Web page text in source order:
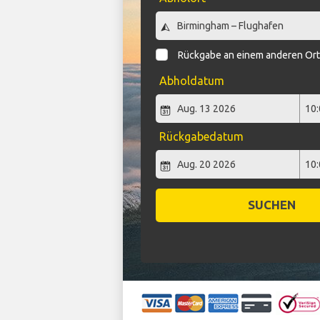
Rückgabe an einem anderen Ort
Abholdatum
Rückgabedatum
SUCHEN